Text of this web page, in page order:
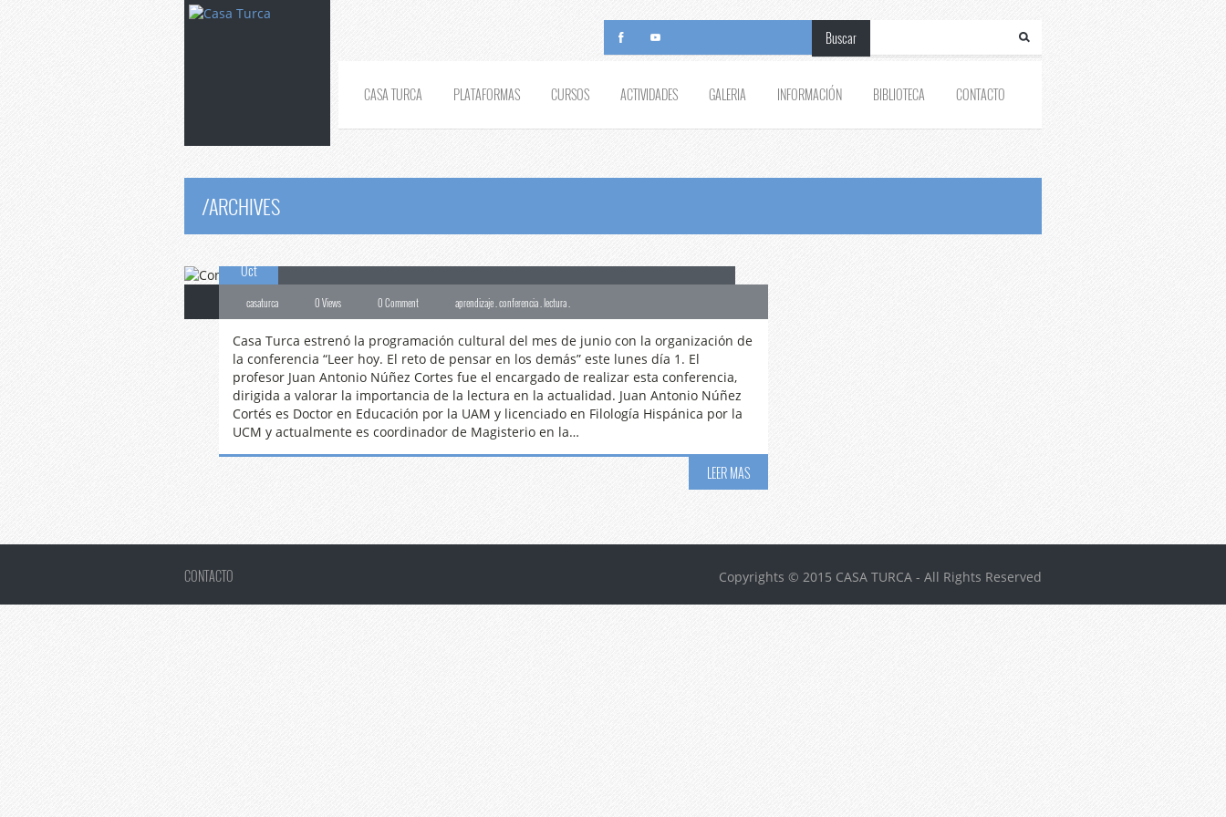
Buscar
CASA TURCA PLATAFORMAS CURSOS ACTIVIDADES GALERIA INFORMACIÓN BIBLIOTECA CONTACTO
/ARCHIVES
01
Oct
casaturca 0 Views 0 Comment aprendizaje . conferencia . lectura .
Casa Turca estrenó la programación cultural del mes de junio con la organización de
la conferencia “Leer hoy. El reto de pensar en los demás” este lunes día 1. El
profesor Juan Antonio Núñez Cortes fue el encargado de realizar esta conferencia,
dirigida a valorar la importancia de la lectura en la actualidad. Juan Antonio Núñez
Cortés es Doctor en Educación por la UAM y licenciado en Filología Hispánica por la
UCM y actualmente es coordinador de Magisterio en la…
LEER MAS
CONTACTO Copyrights © 2015 CASA TURCA - All Rights Reserved